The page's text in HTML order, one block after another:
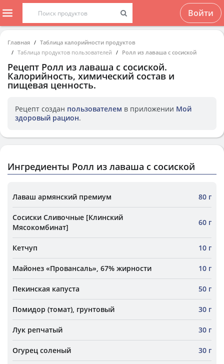
Войти
Главная
Таблица калорийности продуктов
Таблица продуктов пользователей
Ролл из лаваша с сосиской
Рецепт Ролл из лаваша с сосиской.
Калорийность, химический состав и
пищевая ценность.
Рецепт создан пользователем в приложении Мой
здоровый рацион.
Ингредиенты Ролл из лаваша с сосиской
Лаваш армянский премиум 80 г
Сосиски Сливочные [Клинский
Мясокомбинат]
60 г
Кетчуп 10 г
Майонез «Провансаль», 67% жирности 10 г
Пекинская капуста 50 г
Помидор (томат), грунтовый 30 г
Лук репчатый 30 г
Огурец соленый 30 г